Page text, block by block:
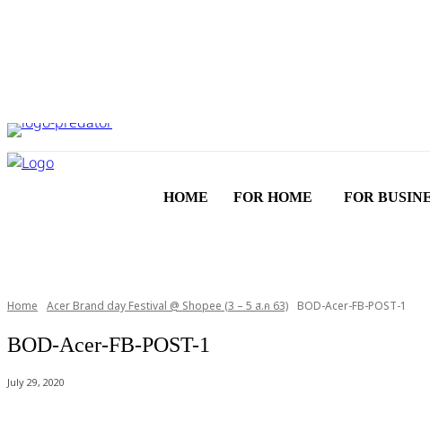
HOME FOR HOME FOR
Home Acer Brand day Festival @ Shopee (3 – 5 ส.ค 63) BOD-Acer-FB-POST-1
BOD-Acer-FB-POST-1
July 29, 2020